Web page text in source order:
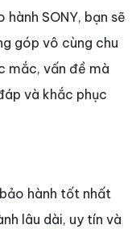
SONY, bạn sẽ
góp vô cùng chu
mắc, vấn đề mà
và khắc phục
hành tốt nhất
lâu dài, uy tín và